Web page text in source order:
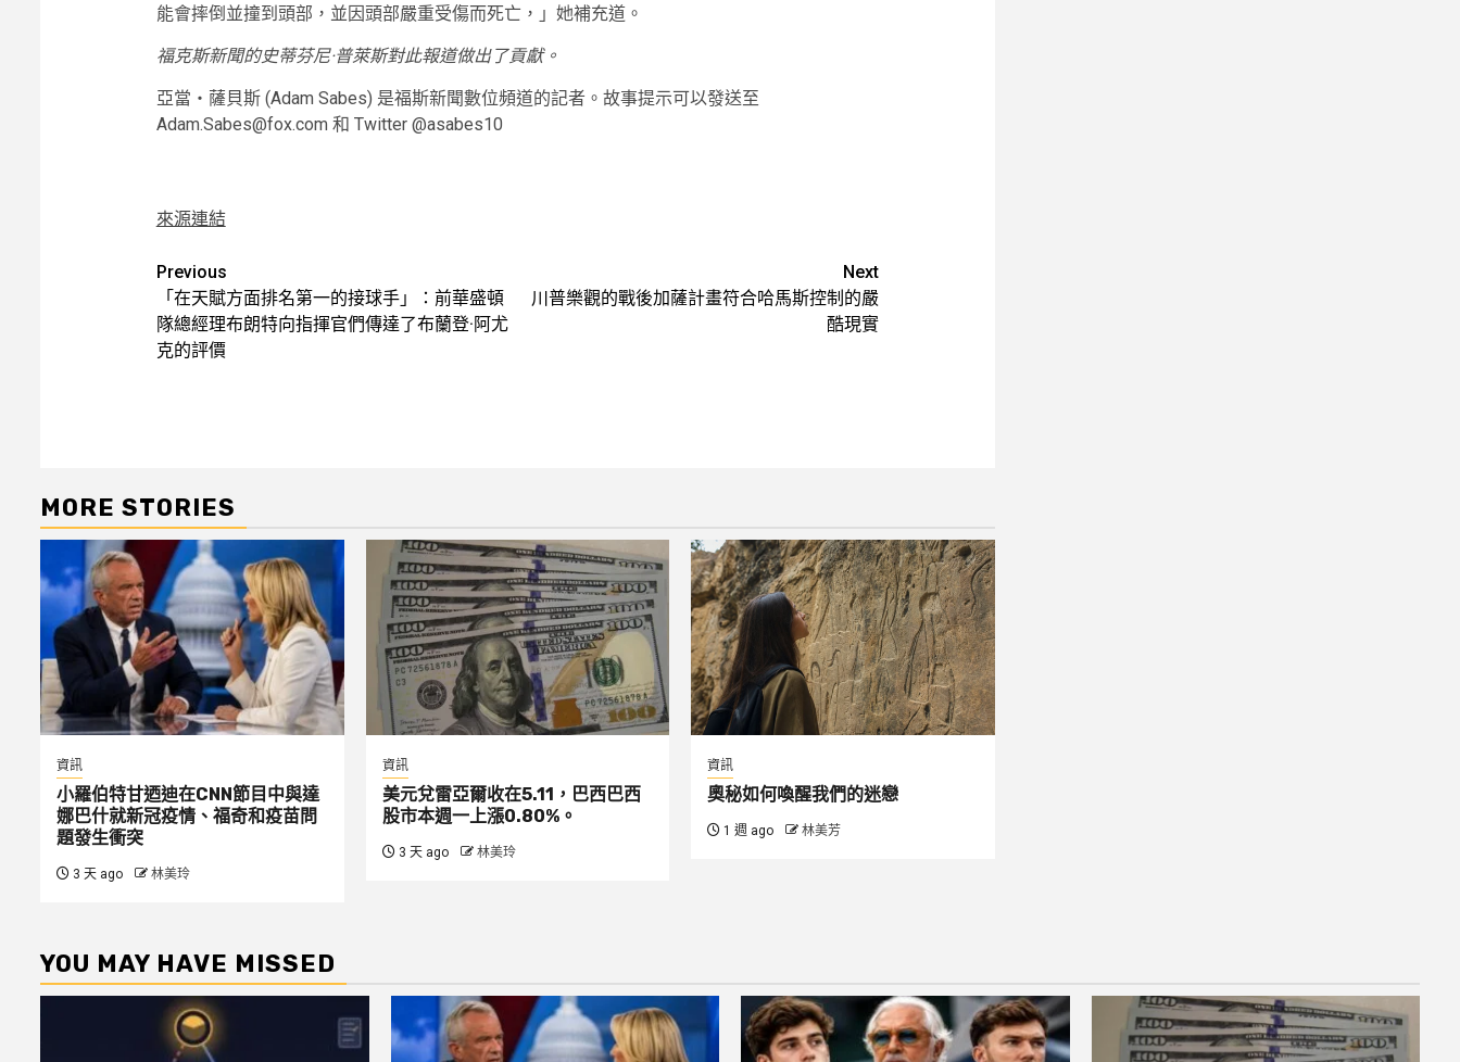
能會摔倒並撞到頭部，並因頭部嚴重受傷而死亡，」她補充道。
福克斯新聞的史蒂芬尼·普萊斯對此報道做出了貢獻。
亞當‧薩貝斯 (Adam Sabes) 是福斯新聞數位頻道的記者。故事提示可以發送至
Adam.Sabes@fox.com 和 Twitter @asabes10
來源連結
Post
navigation
Previous
「在天賦方面排名第一的接球手」：前華盛頓
隊總經理布朗特向指揮官們傳達了布蘭登·阿尤
克的評價
Next
川普樂觀的戰後加薩計畫符合哈馬斯控制的嚴
酷現實
MORE STORIES
資訊
小羅伯特甘迺迪在CNN節目中與達
娜巴什就新冠疫情、福奇和疫苗問
題發生衝突
3 天 ago 林美玲
資訊
美元兌雷亞爾收在5.11，巴西巴西
股市本週一上漲0.80%。
3 天 ago 林美玲
資訊
奧秘如何喚醒我們的迷戀
1 週 ago 林美芳
YOU MAY HAVE MISSED